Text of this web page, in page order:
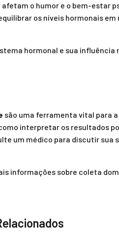
o humor e o bem-estar
os níveis hormonais
hormonal e sua influência
são uma ferramenta vital para
interpretar os resultados
um médico para discutir sua
informações sobre coleta